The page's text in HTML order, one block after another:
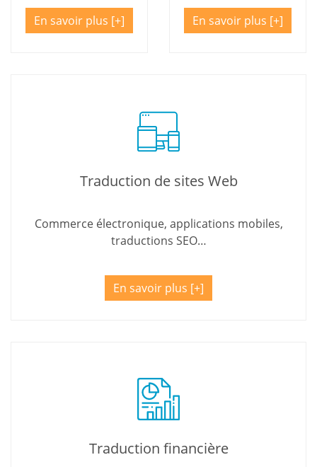
En savoir plus En savoir plus
Traduction de sites Web
Commerce électronique, applications mobiles,
traductions SEO…
En savoir plus
Traduction financière